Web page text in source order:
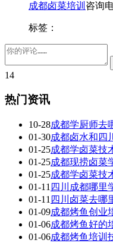
成都卤菜培训 咨询
标签：
14
热门资讯
10-28成都学厨师去
01-30成都卤水和四
01-25成都学卤菜技
01-25成都现捞卤菜
01-25成都学卤菜技
01-11 四川成都哪里
01-11 四川卤菜去哪
01-09成都烤鱼创业
01-06成都烤鱼好的
01-06成都烤鱼培训